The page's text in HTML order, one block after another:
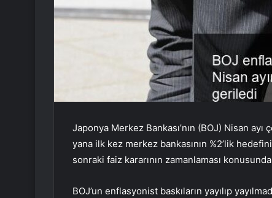
Japonya Merkez Bankası’nın (BOJ) Nisan
yana ilk kez merkez bankasının %2’lik
sonraki faiz kararının zamanlaması
BOJ’un enflasyonist baskıların yayılıp